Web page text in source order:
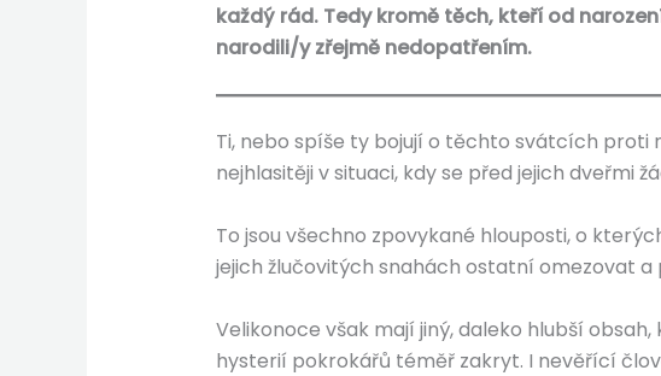
každý rád. Tedy kromě těch, kteří od
narodili/y zřejmě nedopatřením.
Ti, nebo spíše ty bojují o těchto svátcích proti
nejhlasitěji v situaci, kdy se před jejich dveřmi
To jsou všechno zpovykané hlouposti, o
jejich žlučovitých snahách ostatní omezovat a
Velikonoce však mají jiný, daleko hlubší
hysterií pokrokářů téměř zakryt. I nevěřící